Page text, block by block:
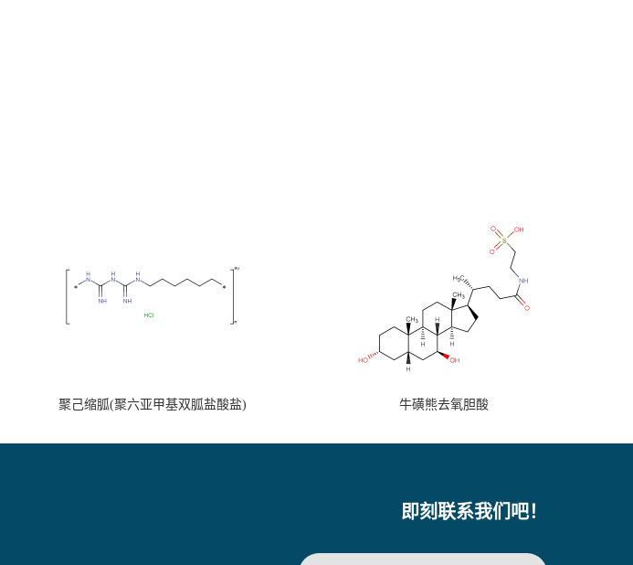
聚己缩胍(聚六亚甲基双胍盐酸盐) 牛磺熊去氧胆酸
即刻联系我们吧！